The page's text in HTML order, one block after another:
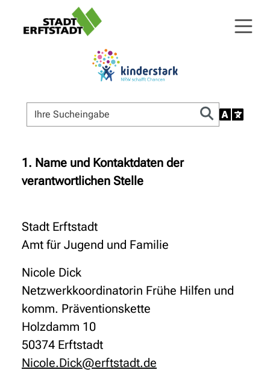
1. Name und Kontaktdaten der
verantwortlichen Stelle
Stadt Erftstadt
Amt für Jugend und Familie
Nicole Dick
Netzwerkkoordinatorin Frühe Hilfen und
komm. Präventionskette
Holzdamm 10
50374 Erftstadt
Nicole.Dick@erftstadt.de